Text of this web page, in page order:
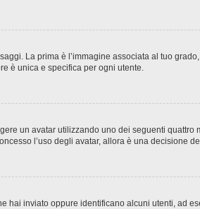
La prima è l’immagine associata al tuo
è unica e specifica per ogni utente.
un avatar utilizzando uno dei seguenti
l’uso degli avatar, allora è una decisione
hai inviato oppure identificano alcuni utenti,